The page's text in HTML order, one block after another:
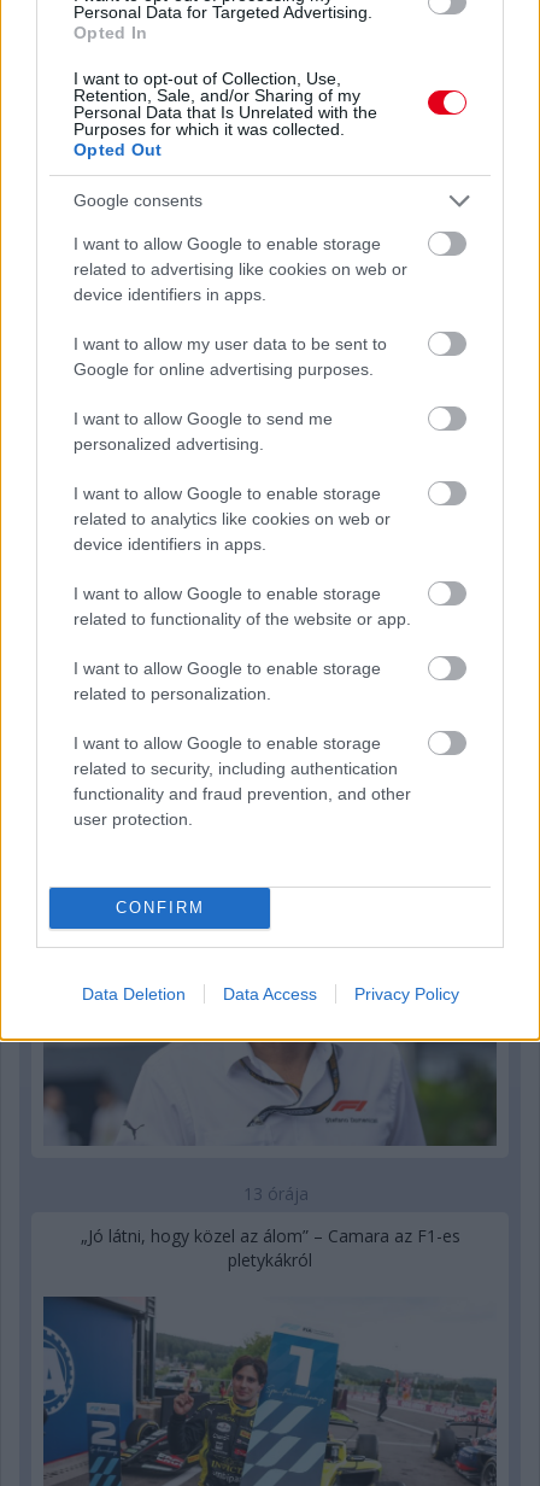
Personal Data for Targeted Advertising.
Opted In
I want to opt-out of Collection, Use,
Retention, Sale, and/or Sharing of my
Personal Data that Is Unrelated with the
Purposes for which it was collected.
Opted Out
Google consents
I want to allow Google to enable storage
related to advertising like cookies on web or
device identifiers in apps.
I want to allow my user data to be sent to
Google for online advertising purposes.
I want to allow Google to send me
personalized advertising.
I want to allow Google to enable storage
related to analytics like cookies on web or
device identifiers in apps.
I want to allow Google to enable storage
related to functionality of the website or app.
I want to allow Google to enable storage
related to personalization.
I want to allow Google to enable storage
related to security, including authentication
functionality and fraud prevention, and other
user protection.
CONFIRM
Data Deletion Data Access Privacy Policy
Hallgasd meg a Formula Podcast
legfrissebb adását!
Kövess minket a Facebookon
Parc Fermé
9 órája
Az F1-es Német Nagydíj „mindenképpen megvalósul”
13 órája
„Jó látni, hogy közel az álom” – Camara az F1-es
pletykákról